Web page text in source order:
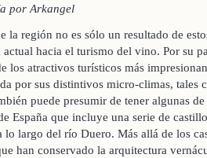
por Arkangel
la región no es sólo un resultado de
actual hacia el turismo del vino. Por su
los atractivos turísticos más
por sus distintivos micro-climas, tales
puede presumir de tener algunas
España que incluye una serie de
lo largo del río Duero. Más allá de los
han conservado la arquitectura